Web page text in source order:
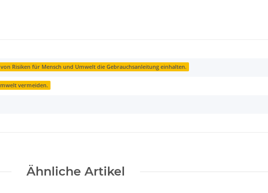
Risiken für Mensch und Umwelt die Gebrauchsanleitung einhalten.
vermeiden.
Ähnliche Artikel